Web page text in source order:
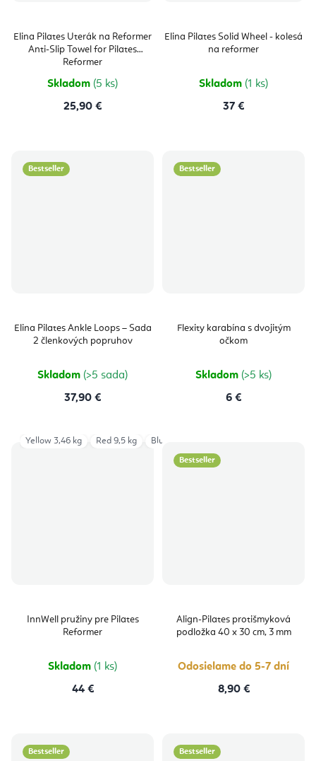
Elina Pilates Uterák na Reformer
Anti-Slip Towel for Pilates
Reformer
Skladom (5 ks)
25,90 €
Elina Pilates Solid Wheel - kolesá
na reformer
Skladom (1 ks)
37 €
Bestseller
Elina Pilates Ankle Loops – Sada
2 členkových popruhov
Skladom (>5 sada)
37,90 €
Bestseller
Flexity karabína s dvojitým
očkom
Skladom (>5 ks)
6 €
InnWell pružiny pre Pilates
Reformer
Skladom (1 ks)
44 €
Yellow 3,46 kg Red 9,5 kg Blue 6,43 kg
Bestseller
Align-Pilates protišmyková
podložka 40 x 30 cm, 3 mm
Odosielame do 5-7 dní
8,90 €
Bestseller Bestseller